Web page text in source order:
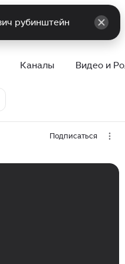
Каналы Видео и
Подписаться